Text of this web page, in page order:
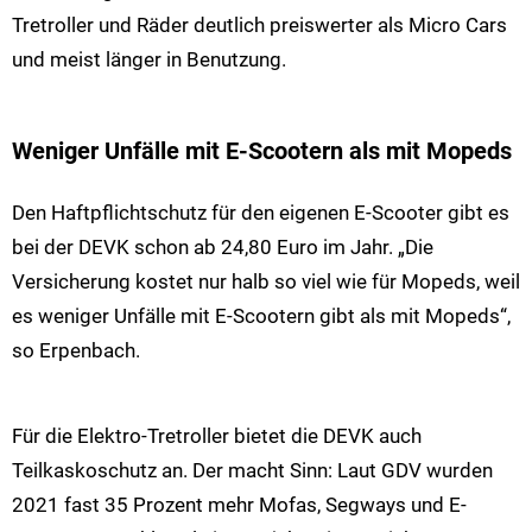
Tretroller und Räder deutlich preiswerter als Micro Cars
und meist länger in Benutzung.
Weniger Unfälle mit E-Scootern als mit Mopeds
Den Haftpflichtschutz für den eigenen E-Scooter gibt es
bei der DEVK schon ab 24,80 Euro im Jahr. „Die
Versicherung kostet nur halb so viel wie für Mopeds, weil
es weniger Unfälle mit E-Scootern gibt als mit Mopeds“,
so Erpenbach.
Für die Elektro-Tretroller bietet die DEVK auch
Teilkaskoschutz an. Der macht Sinn: Laut GDV wurden
2021 fast 35 Prozent mehr Mofas, Segways und E-